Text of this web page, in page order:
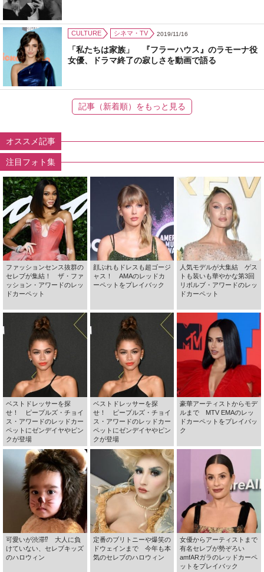
CULTURE シネマ・TV 2019/11/16
「私たちは家族」 『フラーハウス』のラモーナ役
女優、ドラマ終了の寂しさを動画で語る
記事（新着順）をもっと見る
オススメ記事
注目フォト集
ファッションセンス抜群の
セレブが集結！ ザ・ファ
ッション・アワードのレッ
ドカーペット
顔ぶれもドレスも超ゴージ
ャス！ AMAのレッドカ
ーペットをプレイバック
人気モデルが大集結 ゲス
トも装いも華やかな第3回
リボルブ・アワードのレッ
ドカーペット
ベストドレッサーを探
せ！ ピープルズ・チョイ
ス・アワードのレッドカー
ペットにゼンデイヤやピン
クが登場
ベストドレッサーを探
せ！ ピープルズ・チョイ
ス・アワードのレッドカー
ペットにゼンデイヤやピン
クが登場
豪華アーティストからモデ
ルまで MTV EMAのレッ
ドカーペットをプレイバッ
ク
可愛いが渋滞⁉ 大人に負
けていない、セレブキッズ
のハロウィン
定番のブリトニーや爆笑の
ドウェインまで 今年も本
気のセレブのハロウィン
女優からアーティストまで
有名セレブが勢ぞろい
amfARガラのレッドカーペ
ットをプレイバック